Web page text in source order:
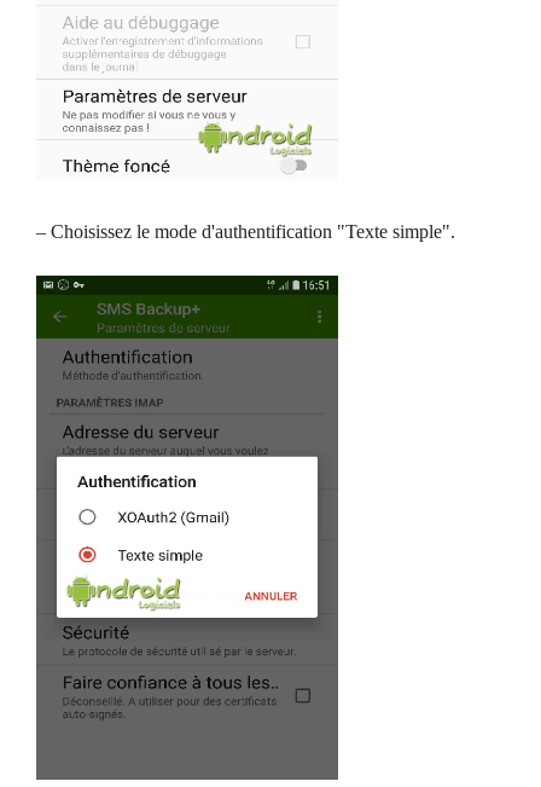
– Choisissez le mode d'authentification "Texte simple".